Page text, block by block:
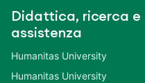
Didattica, ricerca e
assistenza
Humanitas University
Humanitas University